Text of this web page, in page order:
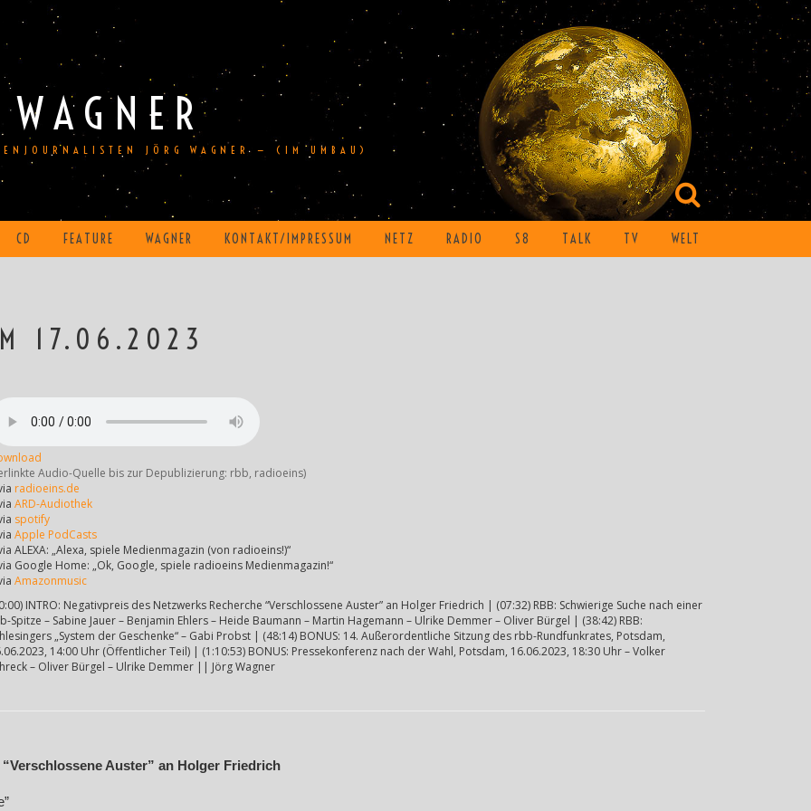
JÖRG WAGNER — (IM UMBAU)
CD FEATURE WAGNER KONTAKT/IMPRESSUM NETZ RADIO S8 TALK TV WELT
17.06.2023
Audio-Quelle bis zur Depublizierung: rbb, radioeins)
radioeins.de
ARD-Audiothek
spotify
Apple PodCasts
ALEXA: „Alexa, spiele Medienmagazin (von radioeins!)“
Google Home: „Ok, Google, spiele radioeins Medienmagazin!“
Amazonmusic
INTRO: Negativpreis des Netzwerks Recherche “Verschlossene Auster” an Holger Friedrich | (07:32) RBB: Schwierige Suche nach einer
Spitze – Sabine Jauer – Benjamin Ehlers – Heide Baumann – Martin Hagemann – Ulrike Demmer – Oliver Bürgel | (38:42) RBB:
„System der Geschenke“ – Gabi Probst | (48:14) BONUS: 14. Außerordentliche Sitzung des rbb-Rundfunkrates, Potsdam,
14:00 Uhr (Öffentlicher Teil) | (1:10:53) BONUS: Pressekonferenz nach der Wahl, Potsdam, 16.06.2023, 18:30 Uhr – Volker
– Oliver Bürgel – Ulrike Demmer || Jörg Wagner
Auster” an Holger Friedrich